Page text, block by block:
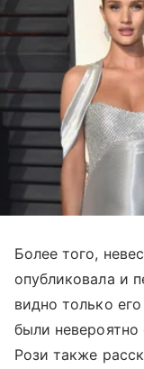
Более того,
опубликовала и
видно только
были невероятно
Рози также